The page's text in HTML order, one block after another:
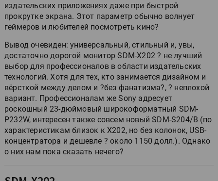
издательских приложениях даже при быстрой
прокрутке экрана. Этот параметр обычно волнует
геймеров и любителей посмотреть кино?
Вывод очевиден: универсальный, стильный и, увы,
достаточно дорогой монитор SDM-X202 ? не лучший
выбор для профессионалов в области издательских
технологий. Хотя для тех, кто занимается дизайном и
вёрсткой между делом и ?без фанатизма?, ? неплохой
вариант. Профессионалам же Sony адресует
роскошный 23-дюймовый широкоформатный SDM-
P232W, интересен также совсем новый SDM-S204/B (по
характеристикам близок к X202, но без колонок, USB-
концентратора и дешевле ? около 1150 долл.). Однако
о них нам пока сказать нечего?